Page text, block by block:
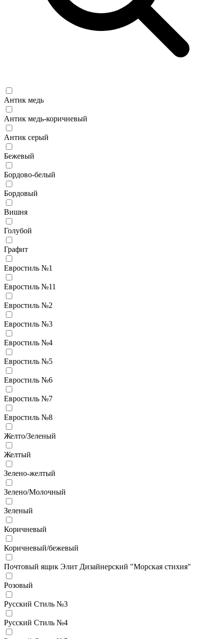
Антик медь
Антик медь-коричневый
Антик серый
Бежевый
Бордово-белый
Бордовый
Вишня
Голубой
Графит
Евростиль №1
Евростиль №11
Евростиль №2
Евростиль №3
Евростиль №4
Евростиль №5
Евростиль №6
Евростиль №7
Евростиль №8
Желто/Зеленый
Желтый
Зелено-желтый
Зелено/Молочный
Зеленый
Коричневый
Коричневый/бежевый
Почтовый ящик Элит Дизайнерский "Морская стихия"
Розовый
Русский Стиль №3
Русский Стиль №4